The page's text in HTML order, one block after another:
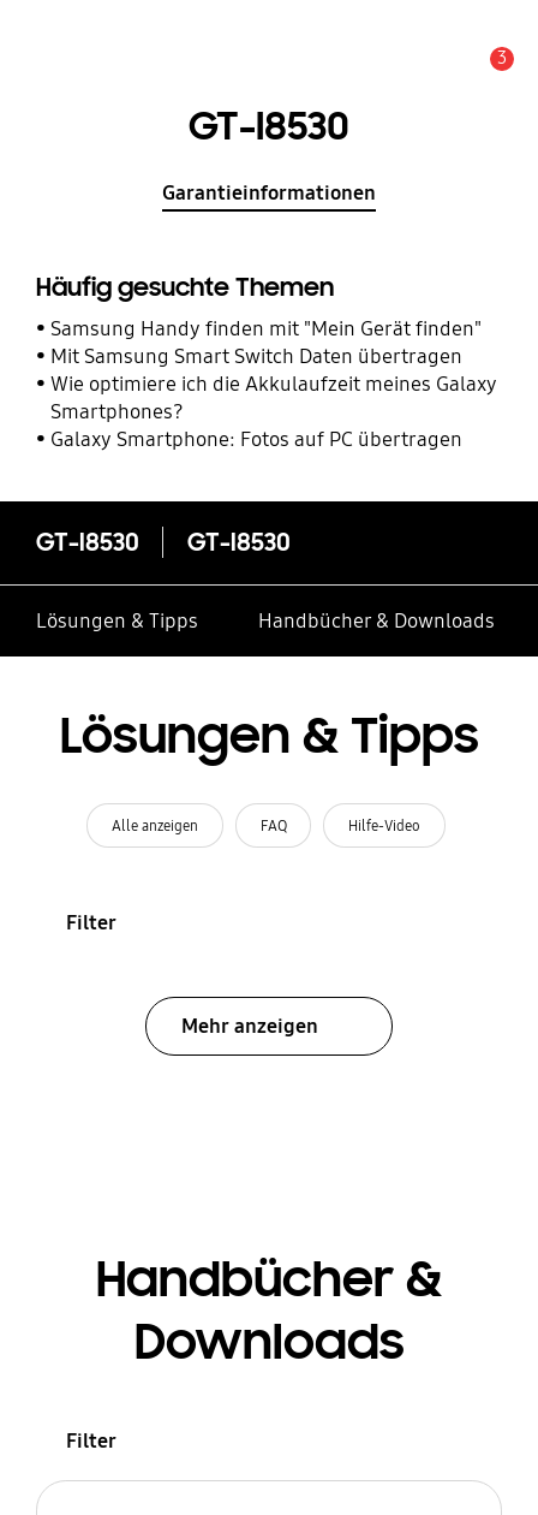
3
GT-I8530
Garantieinformationen
Häufig gesuchte Themen
Samsung Handy finden mit "Mein Gerät finden"
Mit Samsung Smart Switch Daten übertragen
Wie optimiere ich die Akkulaufzeit meines Galaxy
Smartphones?
Galaxy Smartphone: Fotos auf PC übertragen
GT-I8530 GT-I8530
Lösungen & Tipps Handbücher & Downloads
Lösungen & Tipps
Alle anzeigen FAQ Hilfe-Video
Filter
Mehr anzeigen
Handbücher &
Downloads
Filter